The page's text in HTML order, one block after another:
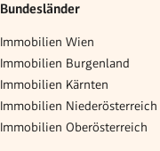
Bundesländer
Immobilien Wien
Immobilien Burgenland
Immobilien Kärnten
Immobilien Niederösterreich
Immobilien Oberösterreich